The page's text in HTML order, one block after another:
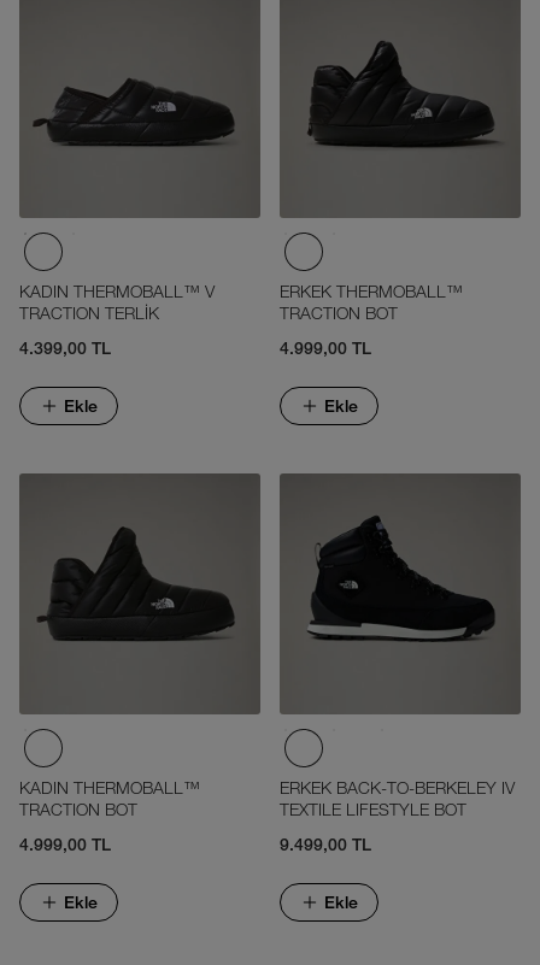
KADIN THERMOBALL™ V
TRACTION TERLİK
4.399,00 TL
Ekle
ERKEK THERMOBALL™
TRACTION BOT
4.999,00 TL
Ekle
KADIN THERMOBALL™
TRACTION BOT
4.999,00 TL
Ekle
ERKEK BACK-TO-BERKELEY IV
TEXTILE LIFESTYLE BOT
9.499,00 TL
Ekle